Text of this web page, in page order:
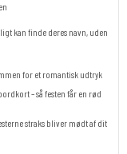
kan finde deres navn, uden
for et romantisk udtryk
– så festen får en rød
straks bliver mødt af dit